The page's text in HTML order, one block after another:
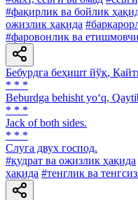
#фақирлик ва бойлик
ожизлик ҳақида
#фаровонлик ва
Бебурдга беҳишт йўқ,
* * *
Beburdga behisht yo‘q,
* * *
Jack of both sides.
* * *
Слуга двух господ.
#қудрат ва ожизлик ҳақида
ҳақида #тенглик ва